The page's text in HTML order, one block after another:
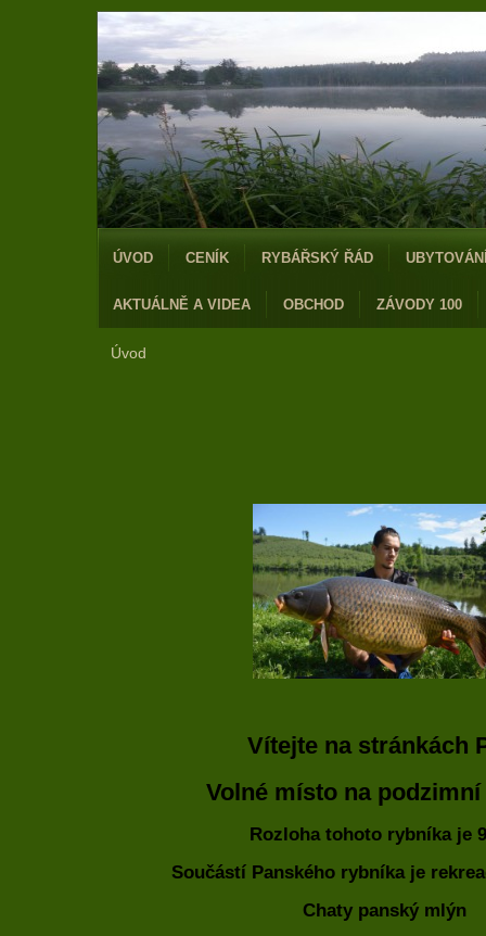
ÚVOD CENÍK RYBÁŘSKÝ ŘÁD
AKTUÁLNĚ A VIDEA OBCHOD ZÁVODY 100
Úvod
Vítejte na stránkách
Volné místo na
Rozloha tohoto rybníka je
Součástí Panského rybníka je
Chaty panský mlýn